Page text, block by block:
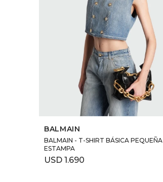
SELECCIONAR TALLE
BALMAIN
BALMAIN - T-SHIRT BÁSICA PEQUEÑA
ESTAMPA
USD 1.690